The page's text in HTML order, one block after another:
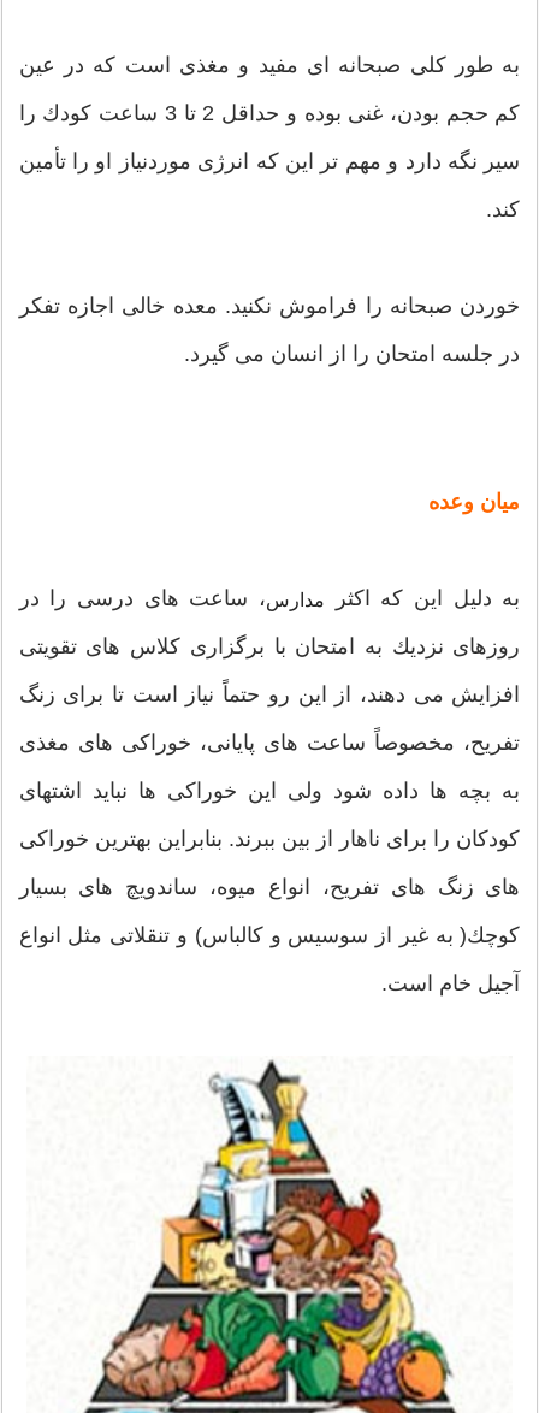
به طور كلی صبحانه ای مفید و مغذی است كه در عین
كم حجم بودن، غنی بوده و حداقل 2 تا 3 ساعت كودك را
سیر نگه دارد و مهم تر این كه انرژی موردنیاز او را تأمین
كند.
خوردن صبحانه را فراموش نكنید. معده خالی اجازه تفكر
در جلسه امتحان را از انسان می گیرد.
میان وعده
به دلیل این كه اكثر مدارس، ساعت های درسی را در
روزهای نزدیك به امتحان با برگزاری كلاس های تقویتی
افزایش می دهند، از این رو حتماً نیاز است تا برای زنگ
تفریح، مخصوصاً ساعت های پایانی، خوراكی های مغذی
به بچه ها داده شود ولی این خوراكی ها نباید اشتهای
كودكان را برای ناهار از بین ببرند. بنابراین بهترین خوراكی
های زنگ های تفریح، انواع میوه، ساندویچ های بسیار
كوچك( به غیر از سوسیس و كالباس) و تنقلاتی مثل انواع
آجیل خام است.